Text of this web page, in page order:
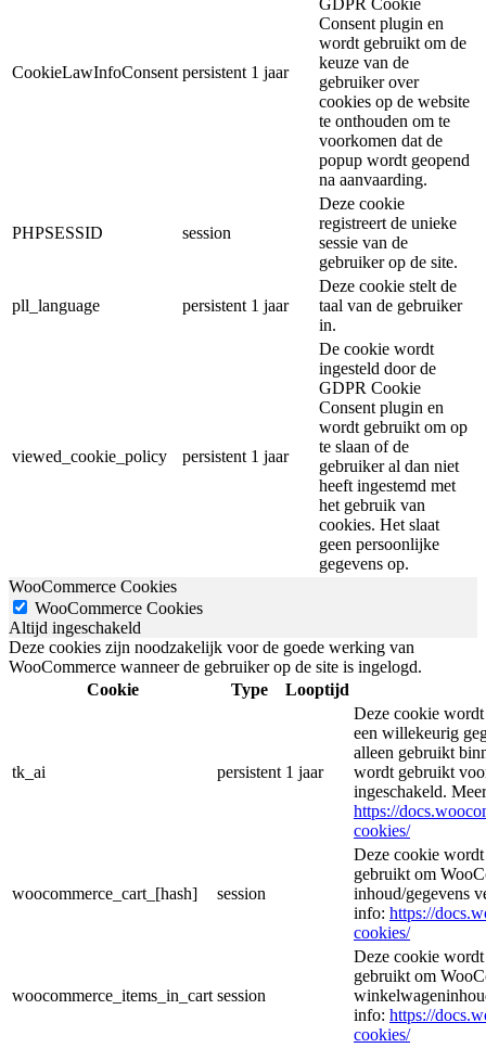
CookieLawInfoConsent persistent 1 jaar
GDPR Cookie
Consent plugin en
wordt gebruikt om de
keuze van de
gebruiker over
cookies op de website
te onthouden om te
voorkomen dat de
popup wordt geopend
na aanvaarding.
PHPSESSID session
Deze cookie
registreert de unieke
sessie van de
gebruiker op de site.
pll_language persistent 1 jaar
Deze cookie stelt de
taal van de gebruiker
in.
viewed_cookie_policy persistent 1 jaar
De cookie wordt
ingesteld door de
GDPR Cookie
Consent plugin en
wordt gebruikt om op
te slaan of de
gebruiker al dan niet
heeft ingestemd met
het gebruik van
cookies. Het slaat
geen persoonlijke
gegevens op.
WooCommerce Cookies
WooCommerce Cookies
Altijd ingeschakeld
Deze cookies zijn noodzakelijk voor de goede werking van
WooCommerce wanneer de gebruiker op de site is ingelogd.
Cookie
Type Looptijd
tk_ai persistent 1 jaar
Deze cookie
een willekeurig
alleen gebruikt
wordt gebruikt
ingeschakeld.
https://
cookies/
woocommerce_cart_[hash] session
Deze cookie
gebruikt om
inhoud/gegevens
info: https://
cookies/
woocommerce_items_in_cart session
Deze cookie
gebruikt om
info: https://
cookies/